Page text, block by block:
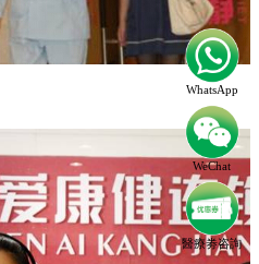
WhatsApp
WeChat
醫療劵咨詢